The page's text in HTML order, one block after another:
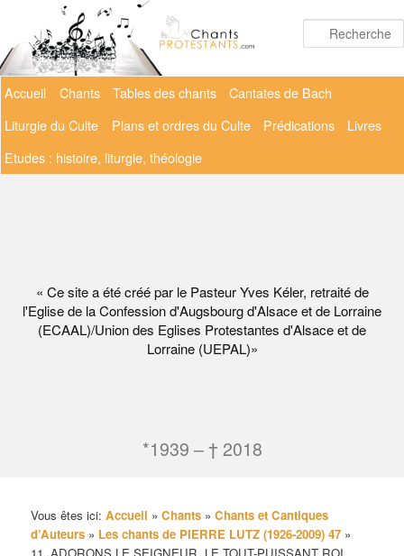
contenu
principal
« Ce site a été créé par le Pasteur Yves Kéler, retraité de
l'Eglise de la Confession d'Augsbourg d'Alsace et de Lorraine
(ECAAL)/Union des Eglises Protestantes d'Alsace et de
Lorraine (UEPAL)»
*1939 – † 2018
Menu
Accueil Chants Tables des chants
Cantates de Bach
Liturgie du Culte
Plans et ordres du Culte Prédications
Livres
Etudes : histoire, liturgie, théologie
Vous êtes ici:Accueil »Chants »Chants et Cantiques
d’Auteurs » Les chants de PIERRE LUTZ (1926-2009) 47 »